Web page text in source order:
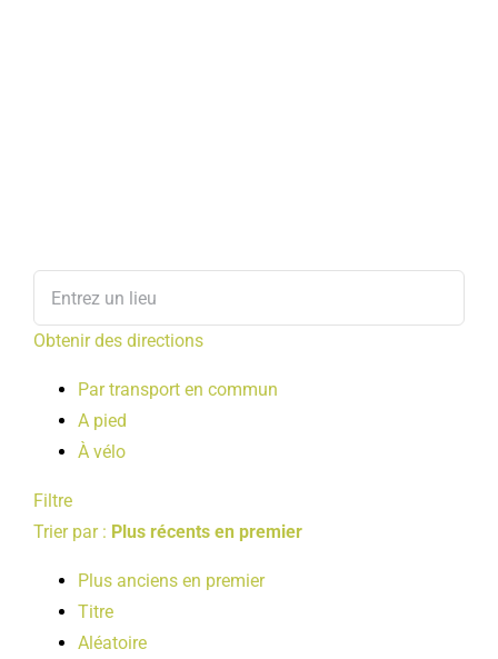
Obtenir des directions
Par transport en commun
A pied
À vélo
Filtre
Trier par : Plus récents en premier
Plus anciens en premier
Titre
Aléatoire